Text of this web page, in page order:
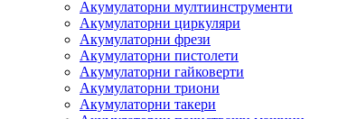
Акумулаторни мултиинструменти
Акумулаторни циркуляри
Акумулаторни фрези
Акумулаторни пистолети
Акумулаторни гайковерти
Акумулаторни триони
Акумулаторни такери